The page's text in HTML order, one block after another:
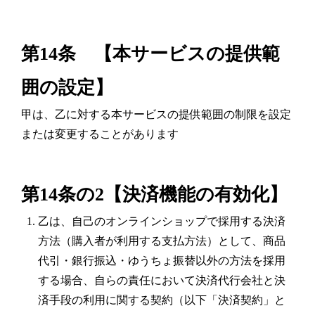
第14条 【本サービスの提供範
囲の設定】
甲は、乙に対する本サービスの提供範囲の制限を設定
または変更することがあります
第14条の2【決済機能の有効化】
乙は、自己のオンラインショップで採用する決済
方法（購入者が利用する支払方法）として、商品
代引・銀行振込・ゆうちょ振替以外の方法を採用
する場合、自らの責任において決済代行会社と決
済手段の利用に関する契約（以下「決済契約」と